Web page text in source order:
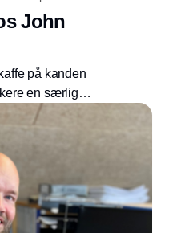
John
på kanden
en særlig
Elkrog